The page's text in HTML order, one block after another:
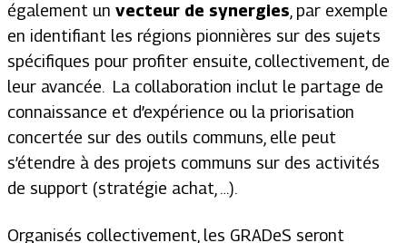
également un vecteur de synergies , par exemple
en identifiant les régions pionnières sur des sujets
spécifiques pour profiter ensuite, collectivement, de
leur avancée. La collaboration inclut le partage de
connaissance et d’expérience ou la priorisation
concertée sur des outils communs, elle peut
s’étendre à des projets communs sur des activités
de support (stratégie achat, …).
Organisés collectivement, les GRADeS seront